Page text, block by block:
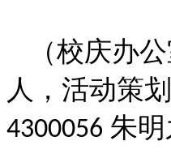
（校庆办
人，活动策划
4300056 朱明